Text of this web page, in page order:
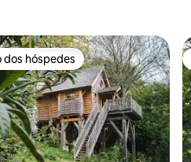
dos hóspedes
dos hóspedes